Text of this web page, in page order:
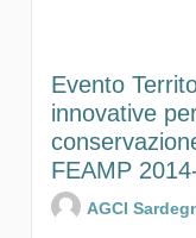
Evento
innovative
FEAMP
AGCI